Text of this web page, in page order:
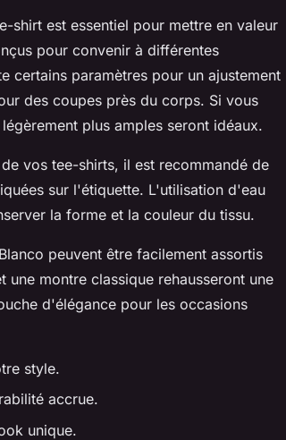
shirt est essentiel pour mettre en valeur
pour convenir à différentes
certains paramètres pour un ajustement
des coupes près du corps. Si vous
plus amples seront idéaux.
vos tee-shirts, il est recommandé de
sur l'étiquette. L'utilisation d'eau
la forme et la couleur du tissu.
peuvent être facilement assortis
une montre classique rehausseront une
d'élégance pour les occasions
style.
accrue.
unique.